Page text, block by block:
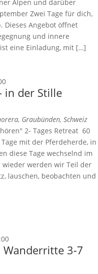
Alpen und darüber
Zwei Tage für dich,
Dieses Angebot öffnet
und innere
eine Einladung, mit […]
in der Stille
Graubünden, Schweiz
2- Tages Retreat 60
mit der Pferdeherde, in
diese Tage wechselnd im
wieder werden wir Teil der
lauschen, beobachten und
Wanderritte 3-7